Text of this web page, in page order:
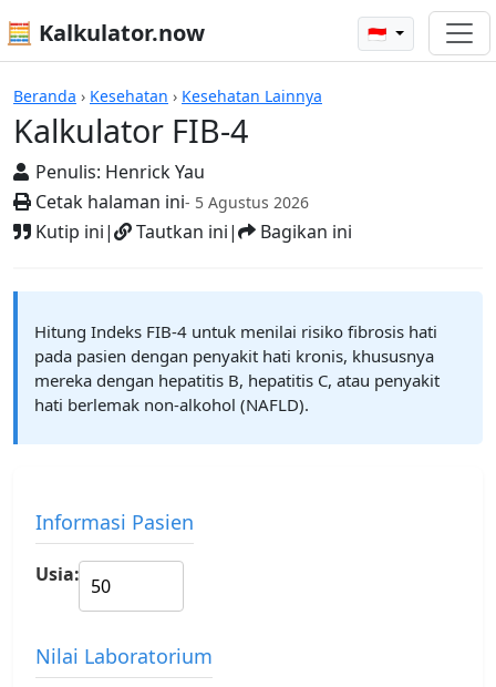
🧮 Kalkulator.now 🇮🇩
Beranda › Kesehatan › Kesehatan Lainnya
Kalkulator FIB-4
Penulis: Henrick Yau
Cetak halaman ini- 5 Agustus 2026
Kutip ini| Tautkan ini| Bagikan ini
Kalkulator-kalkulator
Hitung Indeks FIB-4 untuk menilai risiko fibrosis hati
pada pasien dengan penyakit hati kronis, khususnya
mereka dengan hepatitis B, hepatitis C, atau penyakit
hati berlemak non-alkohol (NAFLD).
Informasi Pasien
Usia:
Nilai Laboratorium